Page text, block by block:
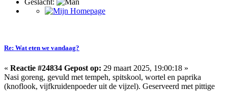
Geslacht:
Re: Wat eten we vandaag?
« Reactie #24834 Gepost op: 29 maart 2025, 19:00:18 »
Nasi goreng, gevuld met tempeh, spitskool, wortel en paprika
(knoflook, vijfkruidenpoeder uit de vijzel). Geserveerd met pittige